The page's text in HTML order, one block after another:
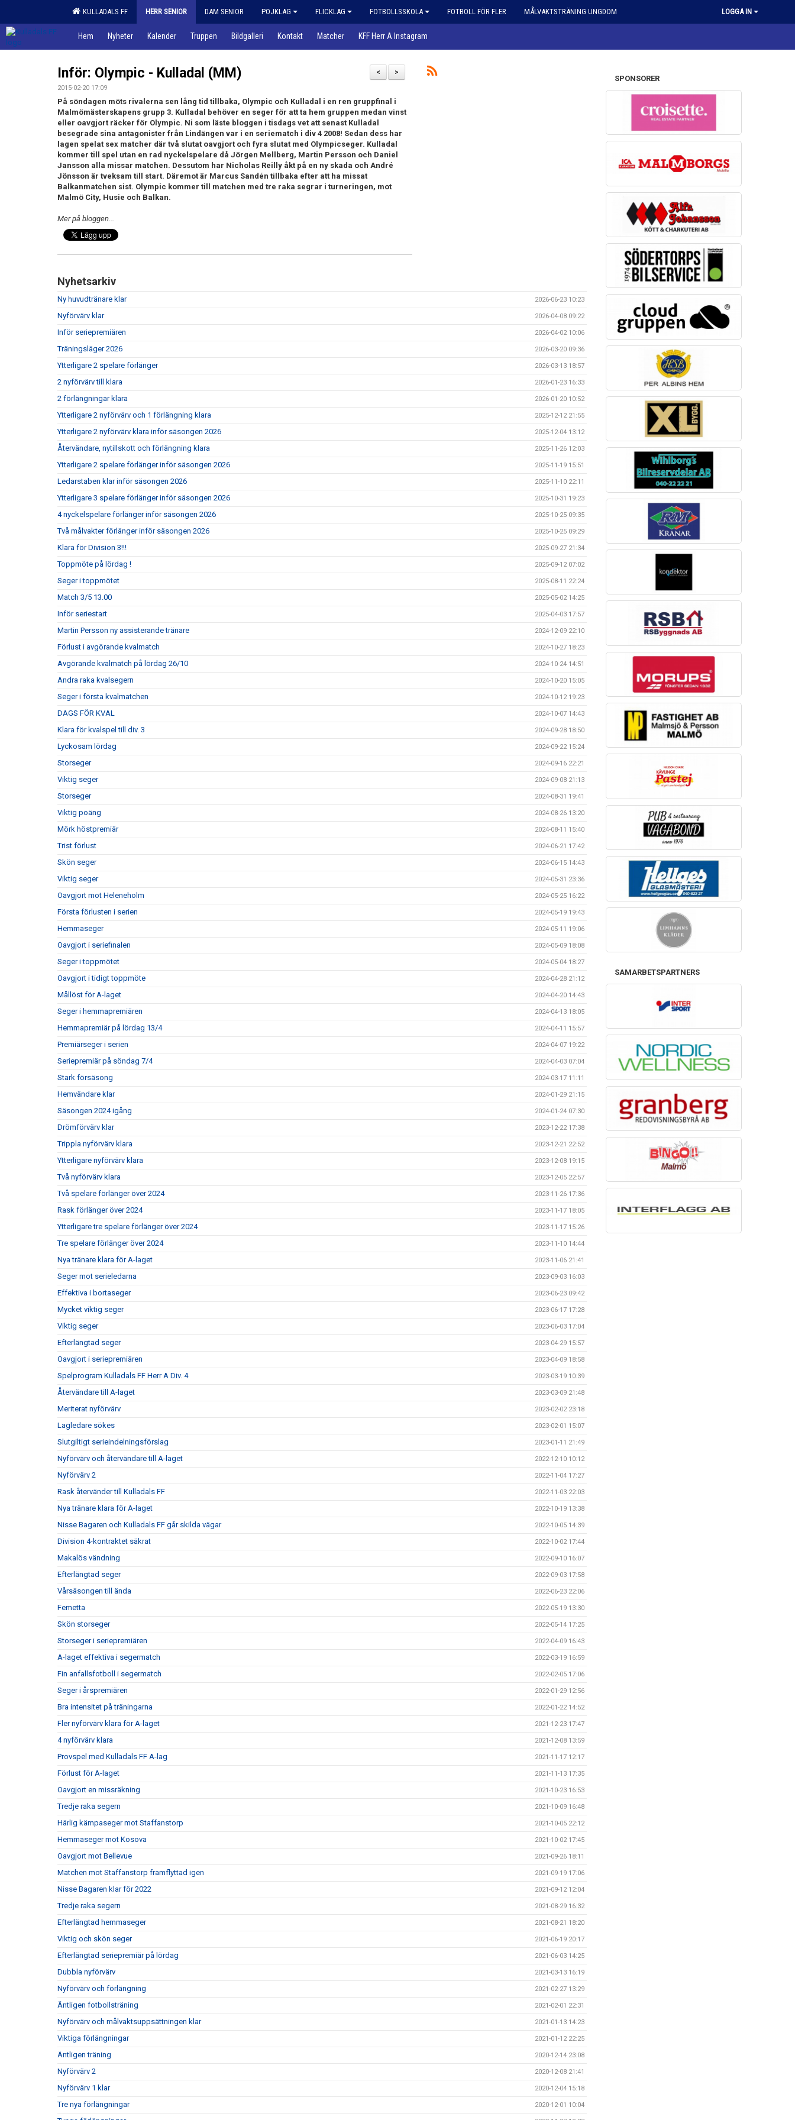
KULLADALS FF HERR SENIOR DAM SENIOR POJKLAG FLICKLAG FOTBOLLSSKOLA FOTBOLL FÖR FLER MÅLVAKTSTRÄNING UNGDOM LOGGA IN
Hem Nyheter Kalender Truppen Bildgalleri Kontakt Matcher KFF Herr A Instagram
>
<
Inför: Olympic - Kulladal (MM)
2015-02-20 17:09
På söndagen möts rivalerna sen lång tid tillbaka, Olympic och Kulladal i en ren gruppfinal i
Malmömästerskapens grupp 3. Kulladal behöver en seger för att ta hem gruppen medan vinst
eller oavgjort räcker för Olympic. Ni som läste bloggen i tisdags vet att senast Kulladal
besegrade sina antagonister från Lindängen var i en seriematch i div 4 2008! Sedan dess har
lagen spelat sex matcher där två slutat oavgjort och fyra slutat med Olympicseger. Kulladal
kommer till spel utan en rad nyckelspelare då Jörgen Mellberg, Martin Persson och Daniel
Jansson alla missar matchen. Dessutom har Nicholas Reilly åkt på en ny skada och André
Jönsson är tveksam till start. Däremot är Marcus Sandén tillbaka efter att ha missat
Balkanmatchen sist. Olympic kommer till matchen med tre raka segrar i turneringen, mot
Malmö City, Husie och Balkan.
Mer på bloggen...
Nyhetsarkiv
Ny huvudtränare klar 2026-06-23 10:23
Nyförvärv klar 2026-04-08 09:22
Inför seriepremiären 2026-04-02 10:06
Träningsläger 2026 2026-03-20 09:36
Ytterligare 2 spelare förlänger 2026-03-13 18:57
2 nyförvärv till klara 2026-01-23 16:33
2 förlängningar klara 2026-01-20 10:52
Ytterligare 2 nyförvärv och 1 förlängning klara 2025-12-12 21:55
Ytterligare 2 nyförvärv klara inför säsongen 2026 2025-12-04 13:12
Återvändare, nytillskott och förlängning klara 2025-11-26 12:03
Ytterligare 2 spelare förlänger inför säsongen 2026 2025-11-19 15:51
Ledarstaben klar inför säsongen 2026 2025-11-10 22:11
Ytterligare 3 spelare förlänger inför säsongen 2026 2025-10-31 19:23
4 nyckelspelare förlänger inför säsongen 2026 2025-10-25 09:35
Två målvakter förlänger inför säsongen 2026 2025-10-25 09:29
Klara för Division 3!!! 2025-09-27 21:34
Toppmöte på lördag ! 2025-09-12 07:02
Seger i toppmötet 2025-08-11 22:24
Match 3/5 13.00 2025-05-02 14:25
Inför seriestart 2025-04-03 17:57
Martin Persson ny assisterande tränare 2024-12-09 22:10
Förlust i avgörande kvalmatch 2024-10-27 18:23
Avgörande kvalmatch på lördag 26/10 2024-10-24 14:51
Andra raka kvalsegern 2024-10-20 15:05
Seger i första kvalmatchen 2024-10-12 19:23
DAGS FÖR KVAL 2024-10-07 14:43
Klara för kvalspel till div. 3 2024-09-28 18:50
Lyckosam lördag 2024-09-22 15:24
Storseger 2024-09-16 22:21
Viktig seger 2024-09-08 21:13
Storseger 2024-08-31 19:41
Viktig poäng 2024-08-26 13:20
Mörk höstpremiär 2024-08-11 15:40
Trist förlust 2024-06-21 17:42
Skön seger 2024-06-15 14:43
Viktig seger 2024-05-31 23:36
Oavgjort mot Heleneholm 2024-05-25 16:22
Första förlusten i serien 2024-05-19 19:43
Hemmaseger 2024-05-11 19:06
Oavgjort i seriefinalen 2024-05-09 18:08
Seger i toppmötet 2024-05-04 18:27
Oavgjort i tidigt toppmöte 2024-04-28 21:12
Mållöst för A-laget 2024-04-20 14:43
Seger i hemmapremiären 2024-04-13 18:05
Hemmapremiär på lördag 13/4 2024-04-11 15:57
Premiärseger i serien 2024-04-07 19:22
Seriepremiär på söndag 7/4 2024-04-03 07:04
Stark försäsong 2024-03-17 11:11
Hemvändare klar 2024-01-29 21:15
Säsongen 2024 igång 2024-01-24 07:30
Drömförvärv klar 2023-12-22 17:38
Trippla nyförvärv klara 2023-12-21 22:52
Ytterligare nyförvärv klara 2023-12-08 19:15
Två nyförvärv klara 2023-12-05 22:57
Två spelare förlänger över 2024 2023-11-26 17:36
Rask förlänger över 2024 2023-11-17 18:05
Ytterligare tre spelare förlänger över 2024 2023-11-17 15:26
Tre spelare förlänger över 2024 2023-11-10 14:44
Nya tränare klara för A-laget 2023-11-06 21:41
Seger mot serieledarna 2023-09-03 16:03
Effektiva i bortaseger 2023-06-23 09:42
Mycket viktig seger 2023-06-17 17:28
Viktig seger 2023-06-03 17:04
Efterlängtad seger 2023-04-29 15:57
Oavgjort i seriepremiären 2023-04-09 18:58
Spelprogram Kulladals FF Herr A Div. 4 2023-03-19 10:39
Återvändare till A-laget 2023-03-09 21:48
Meriterat nyförvärv 2023-02-02 23:18
Lagledare sökes 2023-02-01 15:07
Slutgiltigt serieindelningsförslag 2023-01-11 21:49
Nyförvärv och återvändare till A-laget 2022-12-10 10:12
Nyförvärv 2 2022-11-04 17:27
Rask återvänder till Kulladals FF 2022-11-03 22:03
Nya tränare klara för A-laget 2022-10-19 13:38
Nisse Bagaren och Kulladals FF går skilda vägar 2022-10-05 14:39
Division 4-kontraktet säkrat 2022-10-02 17:44
Makalös vändning 2022-09-10 16:07
Efterlängtad seger 2022-09-03 17:58
Vårsäsongen till ända 2022-06-23 22:06
Femetta 2022-05-19 13:30
Skön storseger 2022-05-14 17:25
Storseger i seriepremiären 2022-04-09 16:43
A-laget effektiva i segermatch 2022-03-19 16:59
Fin anfallsfotboll i segermatch 2022-02-05 17:06
Seger i årspremiären 2022-01-29 12:56
Bra intensitet på träningarna 2022-01-22 14:52
Fler nyförvärv klara för A-laget 2021-12-23 17:47
4 nyförvärv klara 2021-12-08 13:59
Provspel med Kulladals FF A-lag 2021-11-17 12:17
Förlust för A-laget 2021-11-13 17:35
Oavgjort en missräkning 2021-10-23 16:53
Tredje raka segern 2021-10-09 16:48
Härlig kämpaseger mot Staffanstorp 2021-10-05 22:12
Hemmaseger mot Kosova 2021-10-02 17:45
Oavgjort mot Bellevue 2021-09-26 18:11
Matchen mot Staffanstorp framflyttad igen 2021-09-19 17:06
Nisse Bagaren klar för 2022 2021-09-12 12:04
Tredje raka segern 2021-08-29 16:32
Efterlängtad hemmaseger 2021-08-21 18:20
Viktig och skön seger 2021-06-19 20:17
Efterlängtad seriepremiär på lördag 2021-06-03 14:25
Dubbla nyförvärv 2021-03-13 16:19
Nyförvärv och förlängning 2021-02-27 13:29
Äntligen fotbollsträning 2021-02-01 22:31
Nyförvärv och målvaktsuppsättningen klar 2021-01-13 14:23
Viktiga förlängningar 2021-01-12 22:25
Äntligen träning 2020-12-14 23:08
Nyförvärv 2 2020-12-08 21:41
Nyförvärv 1 klar 2020-12-04 15:18
Tre nya förlängningar 2020-12-01 10:04
SPONSORER
SAMARBETSPARTNERS